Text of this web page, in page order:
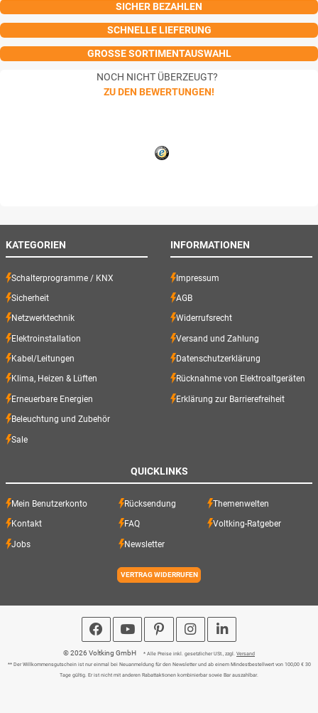
SICHER BEZAHLEN
SCHNELLE LIEFERUNG
GROSSE SORTIMENTAUSWAHL
NOCH NICHT ÜBERZEUGT?
ZU DEN BEWERTUNGEN!
KATEGORIEN
Schalterprogramme / KNX
Sicherheit
Netzwerktechnik
Elektroinstallation
Kabel/Leitungen
Klima, Heizen & Lüften
Erneuerbare Energien
Beleuchtung und Zubehör
Sale
INFORMATIONEN
Impressum
AGB
Widerrufsrecht
Versand und Zahlung
Datenschutzerklärung
Rücknahme von Elektroaltgeräten
Erklärung zur Barrierefreiheit
QUICKLINKS
Mein Benutzerkonto Rücksendung Themenwelten
Kontakt FAQ Voltking-Ratgeber
Jobs Newsletter
VERTRAG WIDERRUFEN
© 2026 Voltking GmbH * Alle Preise inkl. gesetzlicher USt., zzgl. Versand
** Der Willkommensgutschein ist nur einmal bei Neuanmeldung für den Newsletter und ab einem Mindestbestellwert von 100,00 € 30
Tage gültig. Er ist nicht mit anderen Rabattaktionen kombinierbar sowie Bar auszahlbar.